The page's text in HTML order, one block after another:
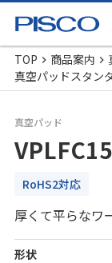
TOP 商品案内
真空パッドスタン
真空パッド
RoHS2対応
厚くて平らなワ
形状